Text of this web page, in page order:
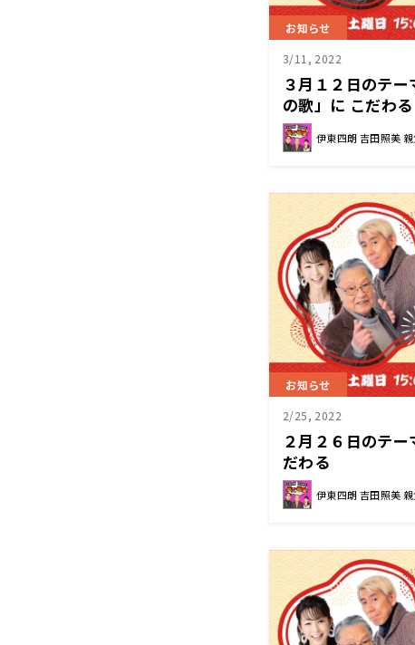
お知らせ
3/11, 2022
３月１２日のテ
の歌」に こだわる
伊東四朗 吉田照美
お知らせ
2/25, 2022
２月２６日のテ
だわる
伊東四朗 吉田照美